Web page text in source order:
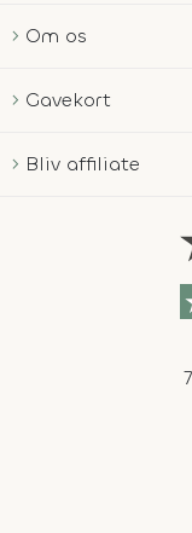
Om os
Gavekort
Bliv affiliate